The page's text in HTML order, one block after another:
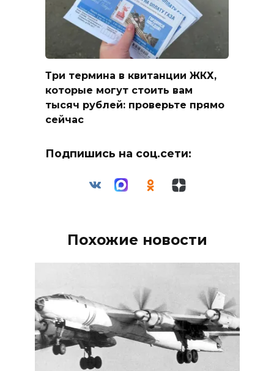
Три термина в квитанции ЖКХ,
которые могут стоить вам
тысяч рублей: проверьте прямо
сейчас
Подпишись на соц.сети:
Похожие новости